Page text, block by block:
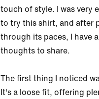
touch of style. I was very
to try this shirt, and after
through its paces, I have
thoughts to share.
The first thing I noticed
It's a loose fit, offering